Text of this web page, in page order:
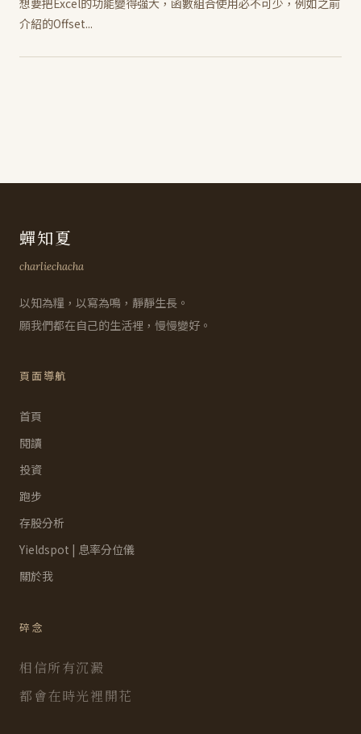
想要把Excel的功能變得強大，函數組合使用必不可少，例如之前
介紹的Offset...
蟬知夏
charliechacha
以知為糧，以寫為鳴，靜靜生長。
願我們都在自己的生活裡，慢慢變好。
頁面導航
首頁
閱讀
投資
跑步
存股分析
Yieldspot | 息率分位儀
關於我
碎念
相信所有沉澱
都會在時光裡開花